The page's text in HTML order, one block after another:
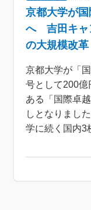
京都大学が
へ 吉田キャ
の大規模改革
京都大学が「
号として200億
ある「国際卓
しとなりまし
学に続く国内3